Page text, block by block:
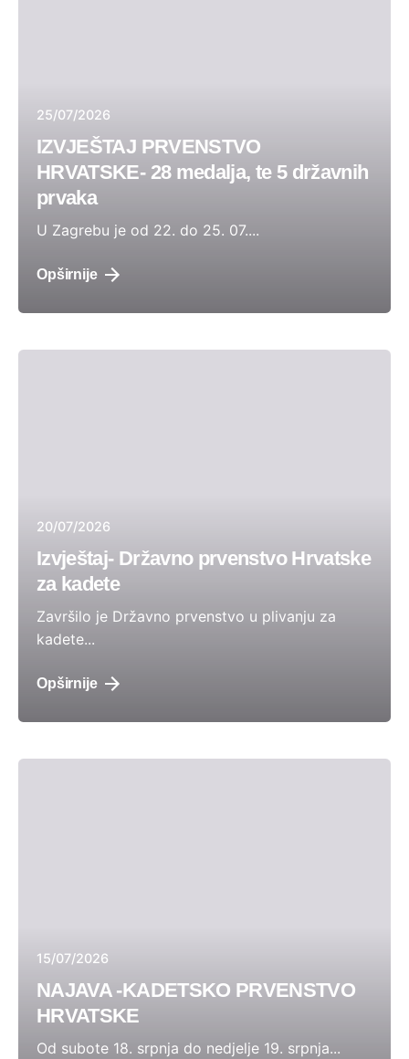
25/07/2026
IZVJEŠTAJ PRVENSTVO
HRVATSKE- 28 medalja, te 5 državnih
prvaka
U Zagrebu je od 22. do 25. 07....
Opširnije
20/07/2026
Izvještaj- Državno prvenstvo Hrvatske
za kadete
​Završilo je Državno prvenstvo u plivanju za
kadete...
Opširnije
15/07/2026
NAJAVA -KADETSKO PRVENSTVO
HRVATSKE
Od subote 18. srpnja do nedjelje 19. srpnja...